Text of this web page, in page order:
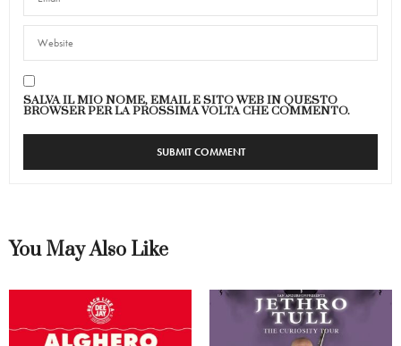
SALVA IL MIO NOME, EMAIL E SITO WEB IN QUESTO
BROWSER PER LA PROSSIMA VOLTA CHE COMMENTO.
You May Also Like